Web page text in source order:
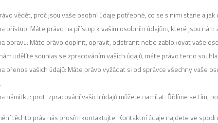
vědět, proč jsou vaše osobní údaje potřebné, co se s nimi stane a jak
přístup: Máte právo na přístup k vašim osobním údajům, které jsou nám
opravu: Máte právo doplnit, opravit, odstranit nebo zablokovat vaše
udělíte souhlas se zpracováním vašich údajů, máte právo tento
přenos vašich údajů: Máte právo vyžádat si od správce všechny vaše
námitku: proti zpracování vašich údajů můžete namítat. Řídíme se tím,
těchto práv nás prosím kontaktujte. Kontaktní údaje najdete ve